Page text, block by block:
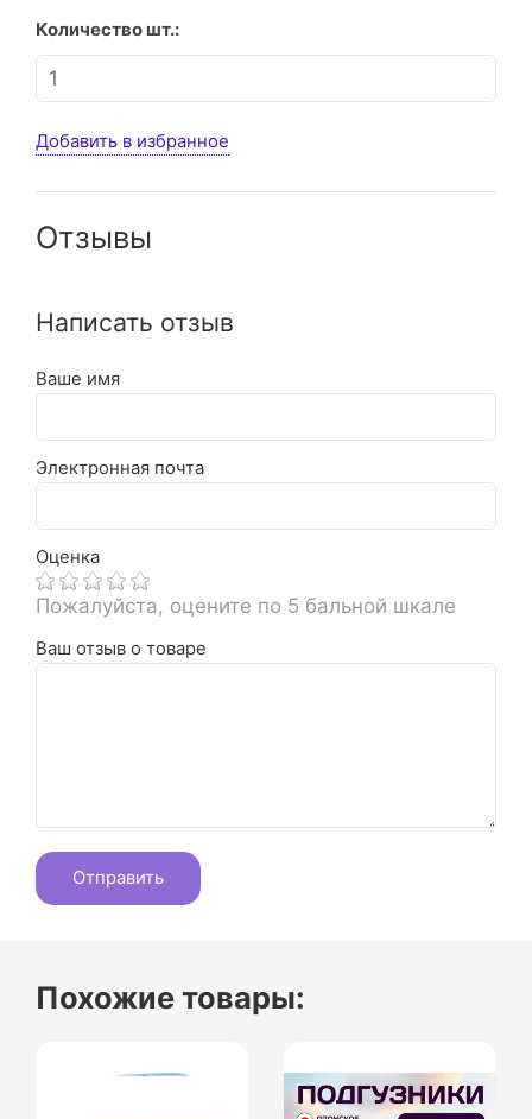
Количество шт.:
Добавить в избранное
Отзывы
Написать отзыв
Ваше имя
Электронная почта
Оценка
Пожалуйста, оцените по 5 бальной шкале
Ваш отзыв о товаре
Похожие товары: